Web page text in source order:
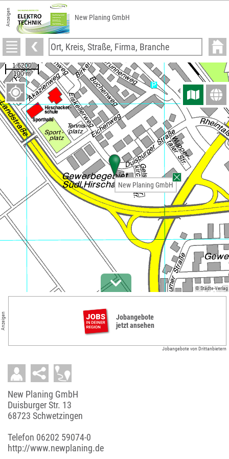
Anzeigen New Planing GmbH
© Städte-Verlag
New Planing GmbH
Anzeigen
Jobangebote
jetzt ansehen
Jobangebote von Drittanbietern
New Planing GmbH
Duisburger Str. 13
68723 Schwetzingen
Telefon 06202 59074-0
http://www.newplaning.de